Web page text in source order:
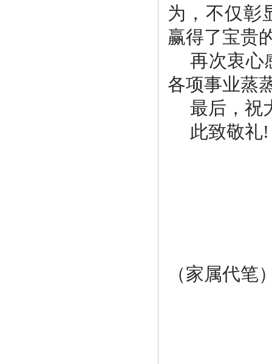
为，不仅彰
赢得了宝贵
再次衷心
各项事业蒸
最后，祝
此致敬礼!
（家属代笔